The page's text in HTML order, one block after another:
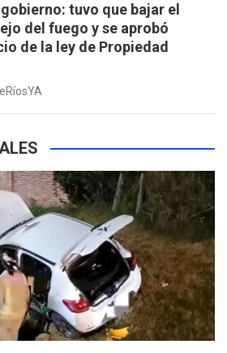
tuvo que bajar el
del fuego y se aprobó
de la ley de Propiedad